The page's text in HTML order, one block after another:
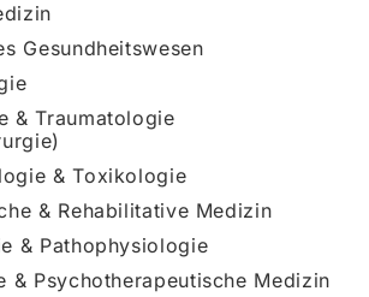
Gesundheitswesen
& Traumatologie
& Toxikologie
& Rehabilitative Medizin
& Pathophysiologie
& Psychotherapeutische Medizin